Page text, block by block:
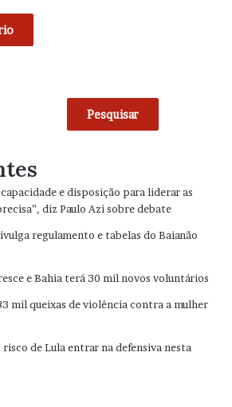
Pesquisar
e disposição para liderar as
diz Paulo Azi sobre debate
regulamento e tabelas do Baianão
e Bahia terá 30 mil novos voluntários
mil queixas de violência contra a mulher
de Lula entrar na defensiva nesta